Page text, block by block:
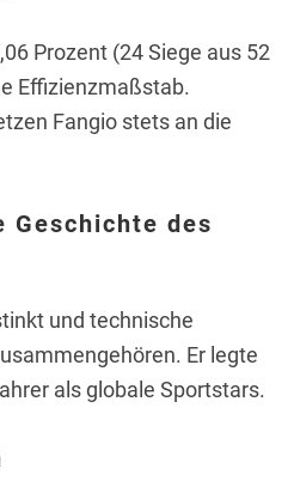
Prozent (24 Siege aus 52
Effizienzmaßstab.
Fangio stets an die
Geschichte des
und technische
Er legte
als globale Sportstars.